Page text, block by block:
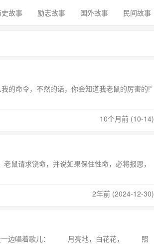
史故事 励志故事 国外故事 民间故事
命令，不然的话，你会知道我老鼠的厉害的!”
10个月前 (10-14)
请求饶命，并说如果保住性命，必将报恩，
2年前 (2024-12-30)
走一边唱着歌儿： 月亮地，白花花， 照